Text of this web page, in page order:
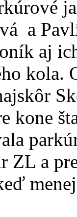
a
aj
kola.
kone
ZL a